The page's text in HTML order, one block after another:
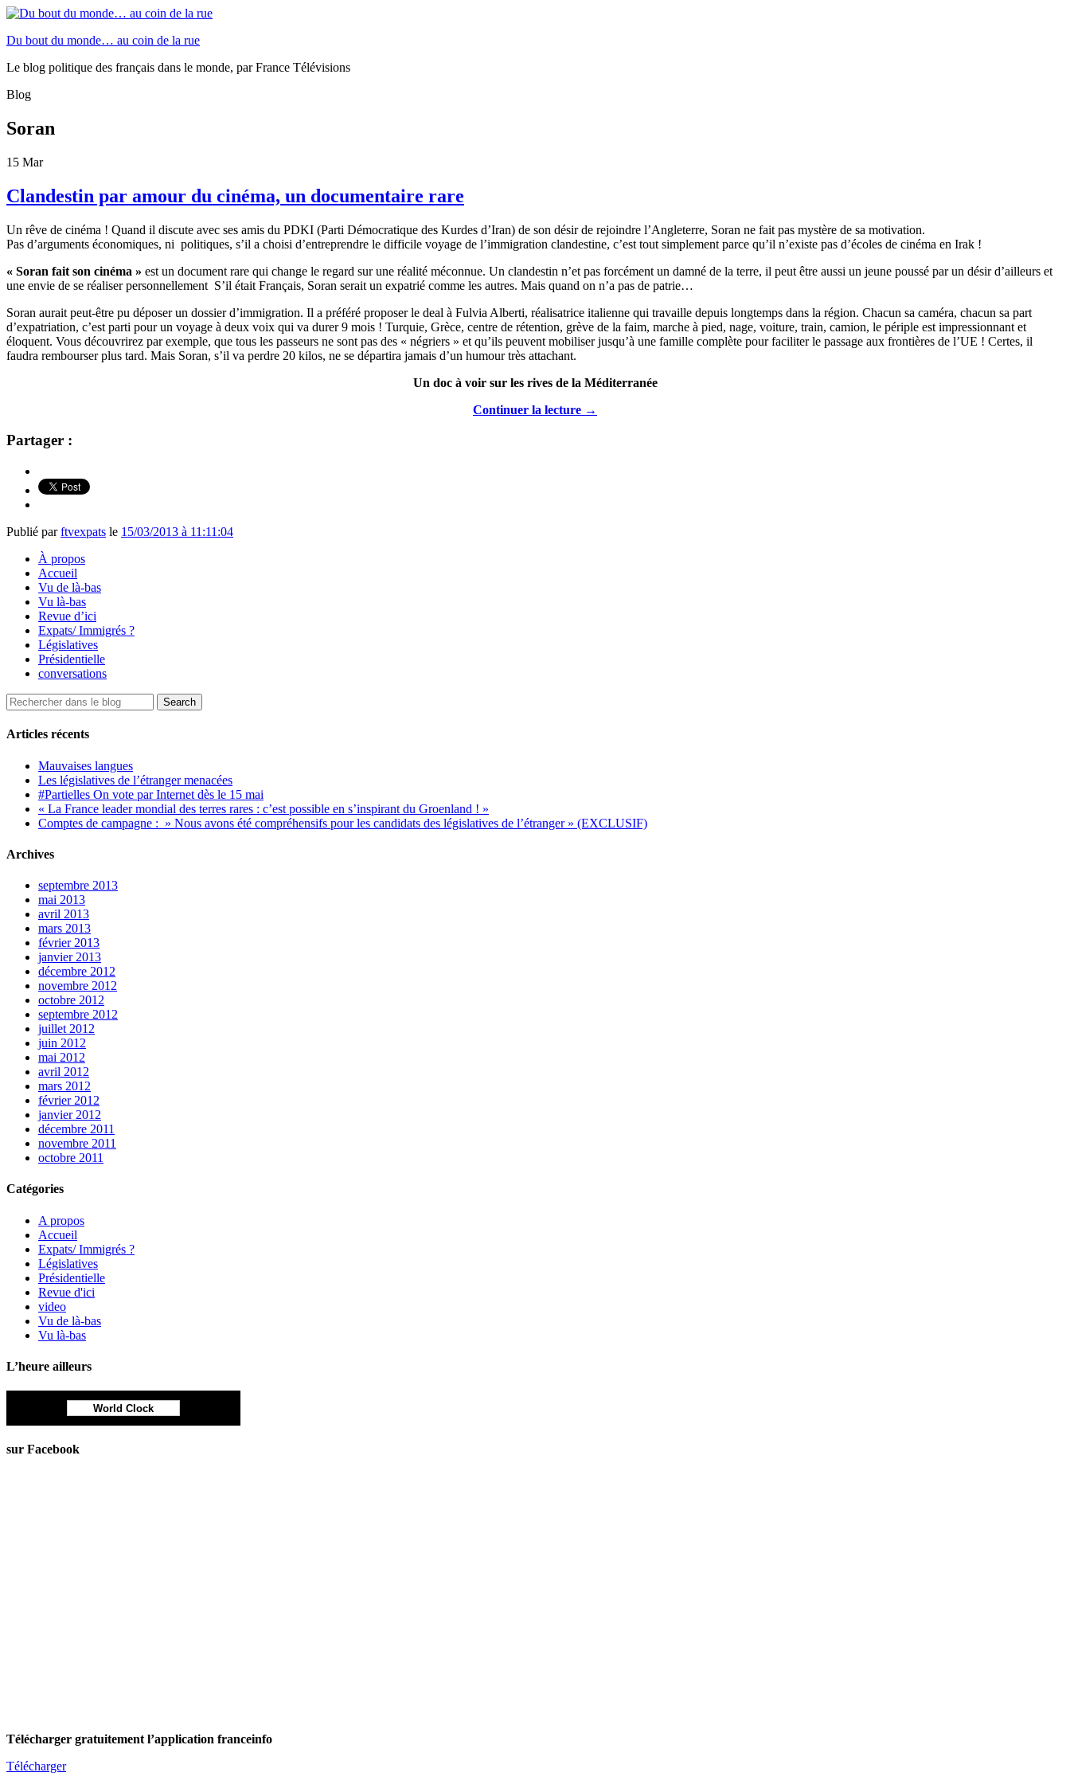
Du bout du monde… au coin de la rue
Le blog politique des français dans le monde, par France Télévisions
Blog
Soran
15 Mar
Clandestin par amour du cinéma, un documentaire rare
Un rêve de cinéma ! Quand il discute avec ses amis du PDKI (Parti Démocratique des Kurdes d’Iran) de son désir de rejoindre l’Angleterre, Soran ne fait pas mystère de sa motivation.
Pas d’arguments économiques, ni politiques, s’il a choisi d’entreprendre le difficile voyage de l’immigration clandestine, c’est tout simplement parce qu’il n’existe pas d’écoles de cinéma en Irak !
« Soran fait son cinéma » est un document rare qui change le regard sur une réalité méconnue. Un clandestin n’et pas forcément un damné de la terre, il peut être aussi un jeune poussé par un désir d’ailleurs et
une envie de se réaliser personnellement S’il était Français, Soran serait un expatrié comme les autres. Mais quand on n’a pas de patrie…
Soran aurait peut-être pu déposer un dossier d’immigration. Il a préféré proposer le deal à Fulvia Alberti, réalisatrice italienne qui travaille depuis longtemps dans la région. Chacun sa caméra, chacun sa part
d’expatriation, c’est parti pour un voyage à deux voix qui va durer 9 mois ! Turquie, Grèce, centre de rétention, grève de la faim, marche à pied, nage, voiture, train, camion, le périple est impressionnant et
éloquent. Vous découvrirez par exemple, que tous les passeurs ne sont pas des « négriers » et qu’ils peuvent mobiliser jusqu’à une famille complète pour faciliter le passage aux frontières de l’UE ! Certes, il
faudra rembourser plus tard. Mais Soran, s’il va perdre 20 kilos, ne se départira jamais d’un humour très attachant.
Un doc à voir sur les rives de la Méditerranée
Continuer la lecture →
Partager :
Publié parftvexpats le 15/03/2013 à 11:11:04
À propos
Accueil
Vu de là-bas
Vu là-bas
Revue d’ici
Expats/ Immigrés ?
Législatives
Présidentielle
conversations
Articles récents
Mauvaises langues
Les législatives de l’étranger menacées
#Partielles On vote par Internet dès le 15 mai
« La France leader mondial des terres rares : c’est possible en s’inspirant du Groenland ! »
Comptes de campagne : » Nous avons été compréhensifs pour les candidats des législatives de l’étranger » (EXCLUSIF)
Archives
septembre 2013
mai 2013
avril 2013
mars 2013
février 2013
janvier 2013
décembre 2012
novembre 2012
octobre 2012
septembre 2012
juillet 2012
juin 2012
mai 2012
avril 2012
mars 2012
février 2012
janvier 2012
décembre 2011
novembre 2011
octobre 2011
Catégories
A propos
Accueil
Expats/ Immigrés ?
Législatives
Présidentielle
Revue d'ici
video
Vu de là-bas
Vu là-bas
L’heure ailleurs
World Clock
sur Facebook
Télécharger gratuitement l’application franceinfo
Télécharger